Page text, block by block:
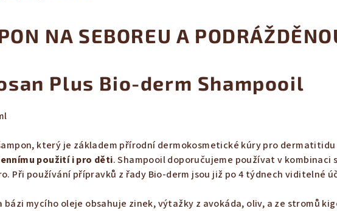
NA SEBOREU A
Plus Bio-derm Shampooil
který je základem přírodní dermokosmetické kúry pro
použití i pro děti. Shampooil doporučujeme používat v
Při používání přípravků z řady Bio-derm jsou již po 4 týdnech viditelné
bázi mycího oleje obsahuje zinek, výtažky z avokáda, oliv, a ze stromů